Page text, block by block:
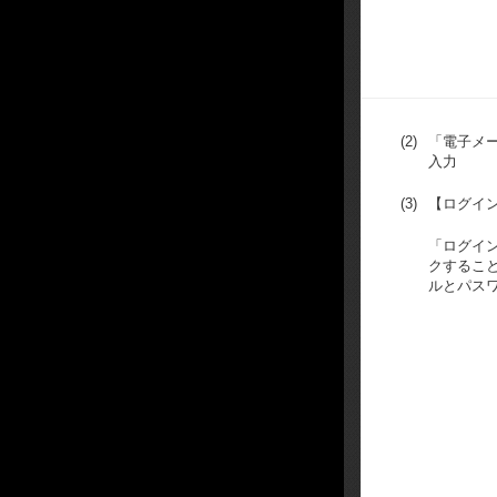
(2)
「電子メ
入力
(3) 【ログイ
「ログイ
クするこ
ルとパス